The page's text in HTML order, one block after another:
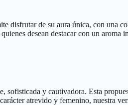
disfrutar de su aura única, con una
desean destacar con un aroma
y cautivadora. Esta
atrevido y femenino, nuestra